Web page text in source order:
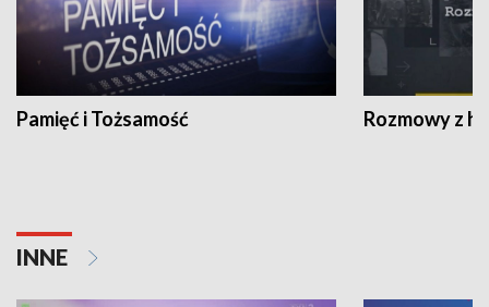
Pamięć i Tożsamość Rozmowy z
INNE